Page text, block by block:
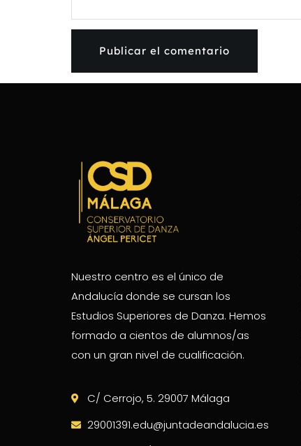
Nuestro centro es el único de
Andalucía donde se cursan los
Estudios Superiores de Danza. Hemos
formado a cientos de alumnos/as
con un gran nivel de cualificación.
C/ Cerrojo, 5. 29007 Málaga
29001391.edu@juntadeandalucia.es